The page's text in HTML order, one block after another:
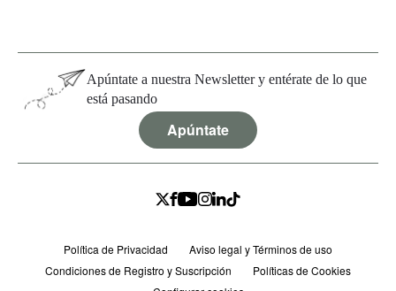
Apúntate a nuestra Newsletter y entérate de lo que
está pasando
Apúntate
Política de Privacidad
Aviso legal y Términos de uso
Condiciones de Registro y Suscripción
Políticas de Cookies